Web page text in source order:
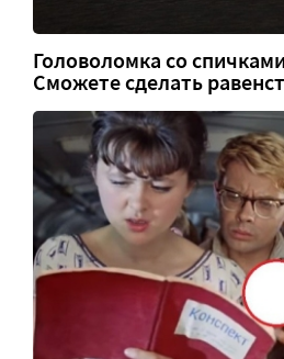
Головоломка со
Сможете сделать